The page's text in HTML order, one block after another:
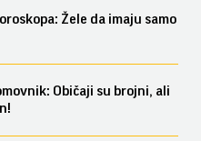
Žele da imaju samo
Običaji su brojni, ali